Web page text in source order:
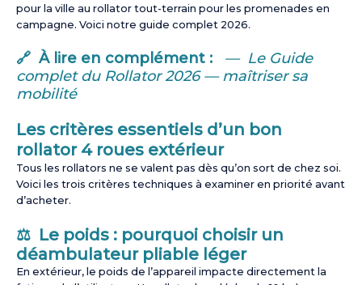
pour la ville au rollator tout-terrain pour les promenades en
campagne. Voici notre guide complet 2026.
🔗 À lire en complément :
— Le Guide
complet du Rollator 2026 — maîtriser sa
mobilité
Les critères essentiels d’un bon
rollator 4 roues extérieur
Tous les rollators ne se valent pas dès qu’on sort de chez soi.
Voici les trois critères techniques à examiner en priorité avant
d’acheter.
⚖️ Le poids : pourquoi choisir un
déambulateur pliable léger
En extérieur, le poids de l’appareil impacte directement la